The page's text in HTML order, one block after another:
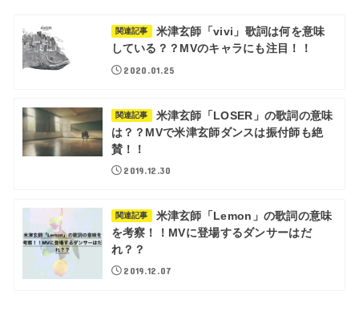
関連記事
米津玄師「vivi」歌詞は何を意味
している？？MVのキャラにも注目！！
2020.01.25
関連記事
米津玄師「LOSER」の歌詞の意味
は？？MVで米津玄師ダンスは振付師も絶
賛！！
2019.12.30
関連記事
米津玄師「Lemon」の歌詞の意味
を考察！！MVに登場するダンサーはだ
れ？？
2019.12.07